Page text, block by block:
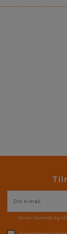
Du kan framelde dig